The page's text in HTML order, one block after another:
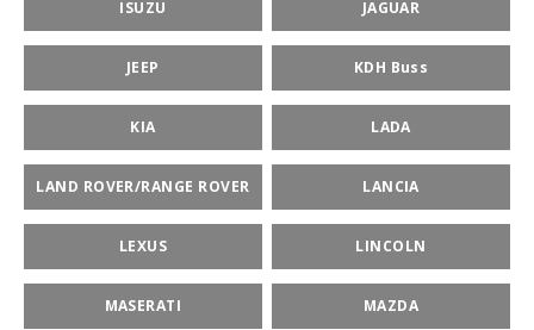
ISUZU JAGUAR
JEEP KDH Buss
KIA LADA
LAND ROVER/RANGE ROVER LANCIA
LEXUS LINCOLN
MASERATI MAZDA